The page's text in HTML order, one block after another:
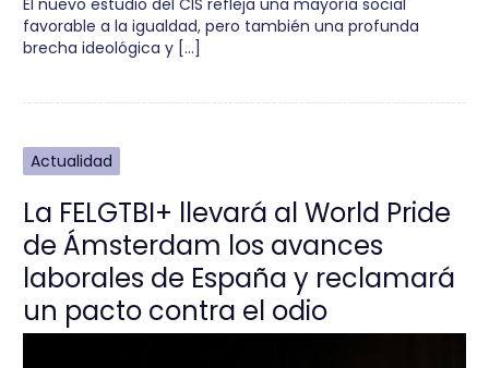
favorable a la igualdad, pero también una profunda
brecha ideológica y […]
Actualidad
La FELGTBI+ llevará al World Pride
de Ámsterdam los avances
laborales de España y reclamará
un pacto contra el odio